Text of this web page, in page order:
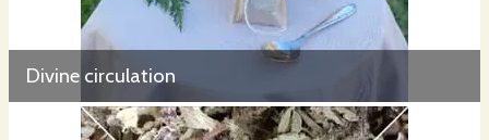
Divine circulation